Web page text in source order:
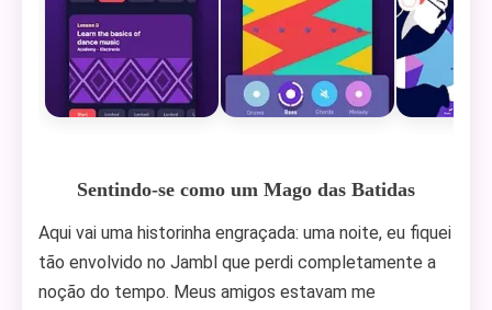
Sentindo-se como um Mago das Batidas
Aqui vai uma historinha engraçada: uma noite, eu fiquei
tão envolvido no Jambl que perdi completamente a
noção do tempo. Meus amigos estavam me